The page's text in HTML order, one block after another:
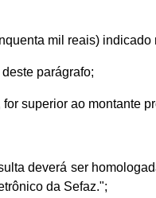
mil reais) indicado
parágrafo;
superior ao montante
deverá ser
da Sefaz.";